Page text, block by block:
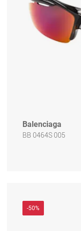
Balenciaga
BB 0464S 005
-50%